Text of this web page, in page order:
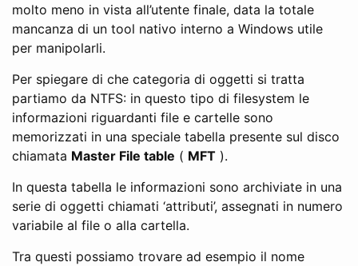
molto meno in vista all’utente finale, data la totale
mancanza di un tool nativo interno a Windows utile
per manipolarli.
Per spiegare di che categoria di oggetti si tratta
partiamo da NTFS: in questo tipo di filesystem le
informazioni riguardanti file e cartelle sono
memorizzati in una speciale tabella presente sul disco
chiamata Master File table ( MFT ).
In questa tabella le informazioni sono archiviate in una
serie di oggetti chiamati ‘attributi’, assegnati in numero
variabile al file o alla cartella.
Tra questi possiamo trovare ad esempio il nome